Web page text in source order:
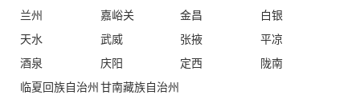
兰州 嘉峪关 金昌
白银
天水
武威 张掖
平凉
酒泉
庆阳 定西
陇南
临夏回族自治州甘南藏族自治州